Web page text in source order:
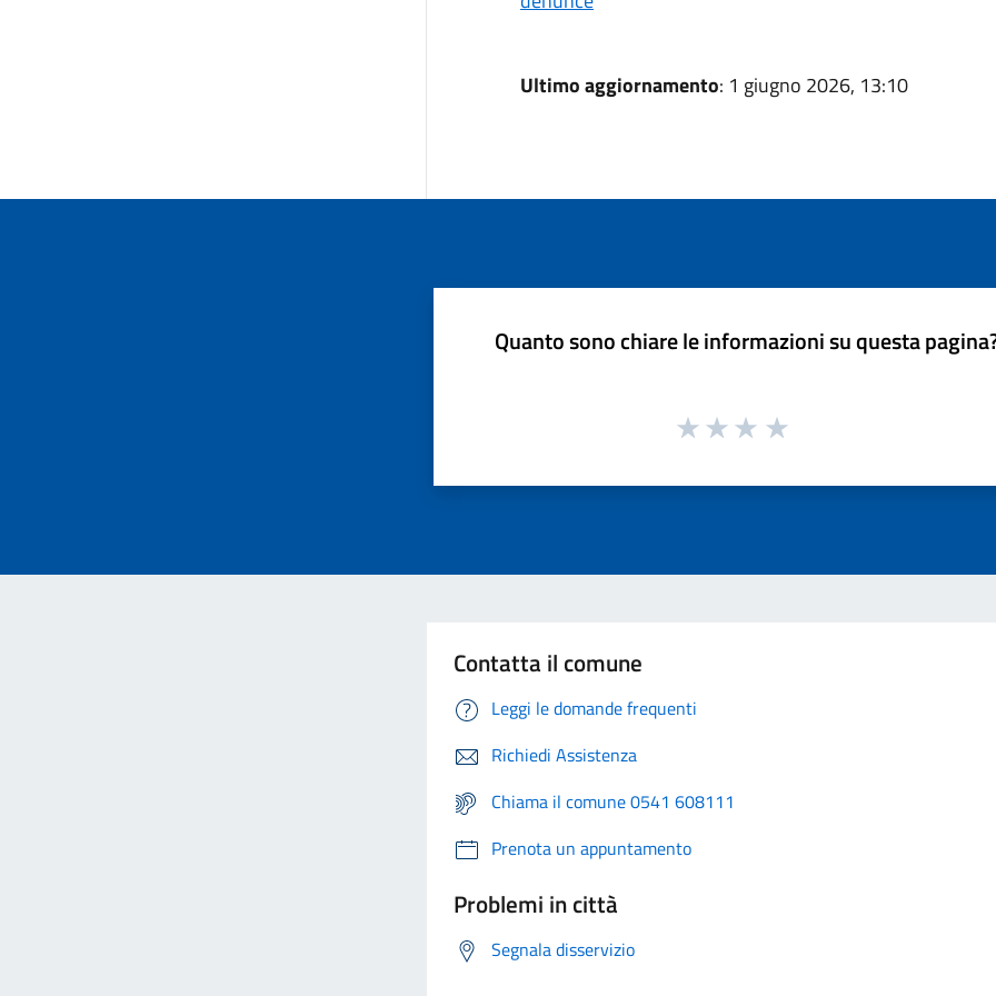
Ultimo aggiornamento: 1 giugno 2026, 13:10
Quanto sono chiare le informazioni su questa
Contatta il comune
Leggi le domande frequenti
Richiedi Assistenza
Chiama il comune 0541 608111
Prenota un appuntamento
Problemi in città
Segnala disservizio